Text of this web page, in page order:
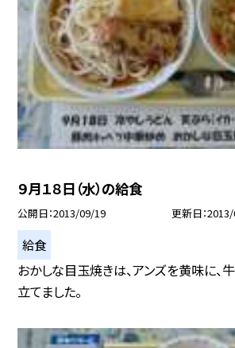
９月１８日（水）の給食
公開日 2013/09/19 更新日
給食
おかしな目玉焼きは、アンズを黄味に、
立てました。